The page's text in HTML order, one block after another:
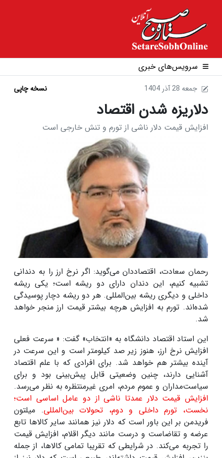
سرویس‌های خبری
1404 جمعه 28 آذر نسخه چاپی
دلاریزه شدن اقتصاد
افزایش قیمت دلار ناشی از تورم و تنش خارجی است
رحمان سعادت، اقتصاددان می‌گوید: اگر نرخ ارز را به دندانی
تشبیه کنیم، این دندان دارای دو ریشه است؛ یکی ریشه
داخلی و دیگری ریشه بین‌المللی. هر دو ریشه دچار پوسیدگی
شده‌اند. تورم به افزایش هرچه بیشتر قیمت ارز منجر خواهد
شد.
این استاد اقتصاد دانشگاه به «انتخاب» گفت: « سرعت فعلی
افزایش نرخ ارز، هنوز زیر صد کیلومتر است و این سرعت در
آینده بیشتر هم خواهد شد. برای افرادی که با علم اقتصاد
آشنایی دارند، چنین وضعیتی قابل پیش‌بینی بود و برای
سیاست‌مداران و عموم مردم، امری غیرمنتظره به نظر می‌رسد.
افزایش قیمت دلار عمدتا ناشی از دو عامل اساسی است؛
نخست، تورم داخلی و دوم، تحولات بین‌المللی. میلتون
فریدمن بر این باور است که دلار نیز همانند سایر کالاها تابع
عرضه و تقاضاست و درست مانند دیگر اقلام، افزایش قیمت
را تجربه می‌کند. در شرایطی که تقریبا تمامی کالاها، از جمله